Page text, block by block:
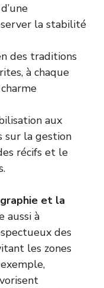
la stabilité
des traditions
à chaque
aux
sur la gestion
récifs et le
et la
aussi à
des
les zones